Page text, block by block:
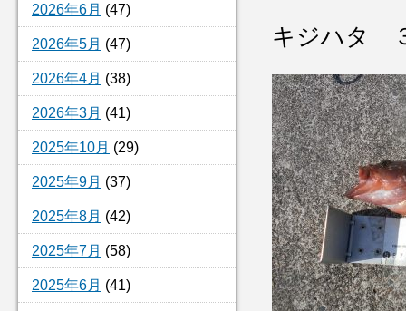
2026年6月 (47)
2026年5月 (47)
2026年4月 (38)
2026年3月 (41)
2025年10月 (29)
2025年9月 (37)
2025年8月 (42)
2025年7月 (58)
2025年6月 (41)
キジハタ